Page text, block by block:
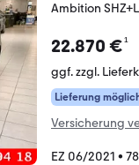
Ambition
22.870 €¹
ggf. zzgl.
Lieferung
Versicherung
EZ 06/2021 •